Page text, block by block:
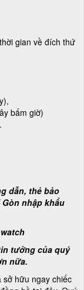
gian về đích thứ
bấm giờ)
dẫn, thẻ bảo
nhập khẩu
tưởng của quý
nữa.
sở hữu ngay chiếc